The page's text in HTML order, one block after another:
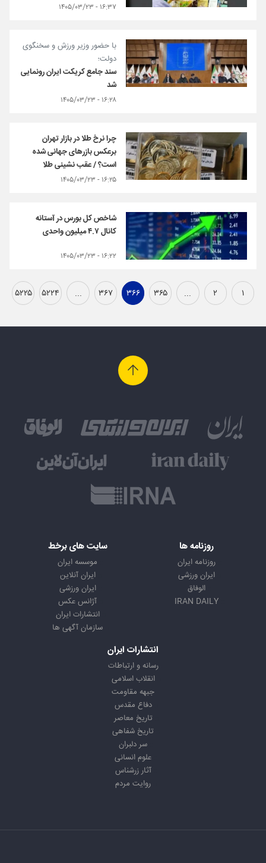
۱۶:۳۷ - ۱۴۰۵/۰۳/۲۳
با حضور وزیر ورزش و سخنگوی
دولت؛
سند جامع کریکت ایران رونمایی
شد
۱۶:۲۸ - ۱۴۰۵/۰۳/۲۳
چرا نرخ طلا در بازار تهران
برعکس بازرهای جهانی شده
است؟ / عقب نشینی طلا
۱۶:۲۵ - ۱۴۰۵/۰۳/۲۳
شاخص کل بورس در آستانه
کانال ۴.۷ میلیون واحدی
۱۶:۲۲ - ۱۴۰۵/۰۳/۲۳
۱ ۲ ... ۳۶۵ ۳۶۶ ۳۶۷ ... ۵۲۲۴ ۵۲۲۵
روزنامه ها
روزنامه ایران
ایران ورزشی
الوفاق
IRAN DAILY
سایت های برخط
موسسه ایران
ایران آنلاین
ایران ورزشی
آژانس عکس
انتشارات ایران
سازمان آگهی ها
انتشارات ایران
رسانه و ارتباطات
انقلاب اسلامی
جبهه مقاومت
دفاع مقدس
تاریخ معاصر
تاریخ شفاهی
سر دلبران
علوم انسانی
آثار زرشناس
روایت مردم